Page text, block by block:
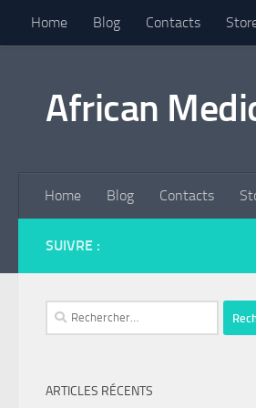
Au dessous du contenu
Home Blog Contacts
African
Home Blog Contacts
SUIVRE :
Rechercher :
ARTICLES RÉCENTS